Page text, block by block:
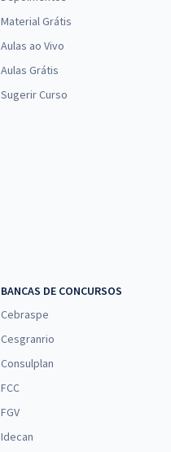
Material Grátis
Aulas ao Vivo
Aulas Grátis
Sugerir Curso
BANCAS DE CONCURSOS
Cebraspe
Cesgranrio
Consulplan
FCC
FGV
Idecan